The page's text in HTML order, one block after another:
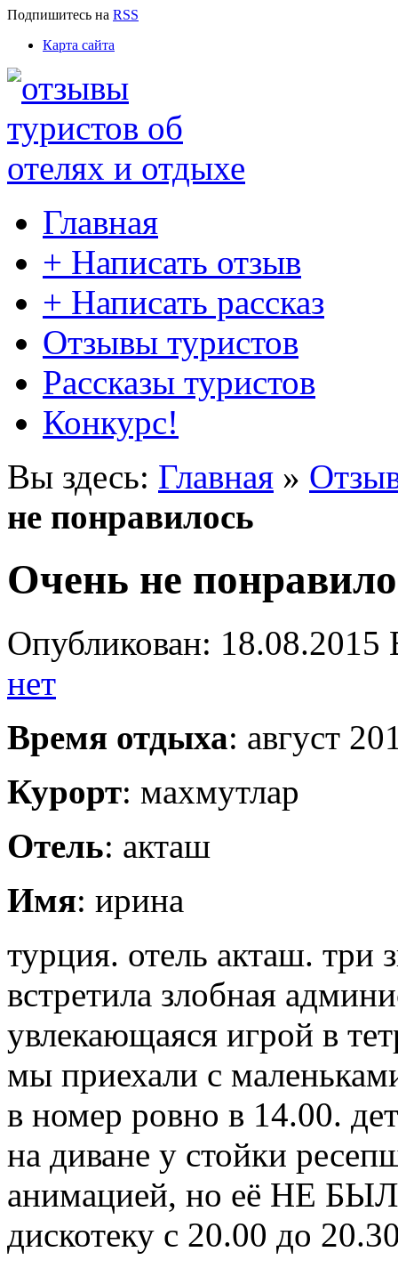
Подпишитесь на RSS
Карта сайта
Главная
+ Написать отзыв
+ Написать рассказ
Отзывы туристов
Рассказы туристов
Конкурс!
Вы здесь: Главная »
не понравилось
Очень не
Опубликован:
нет
Время отдыха: август
Курорт: махмутлар
Отель: акташ
Имя: ирина
турция. отель акташ. три
встретила злобная
увлекающаяся игрой в
мы приехали с
в номер ровно в 14.00.
на диване у стойки
анимацией, но её НЕ
дискотеку с 20.00 до